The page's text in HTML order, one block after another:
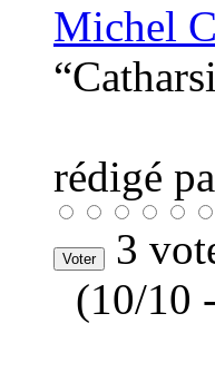
Michel
rédigé
3
(10/10